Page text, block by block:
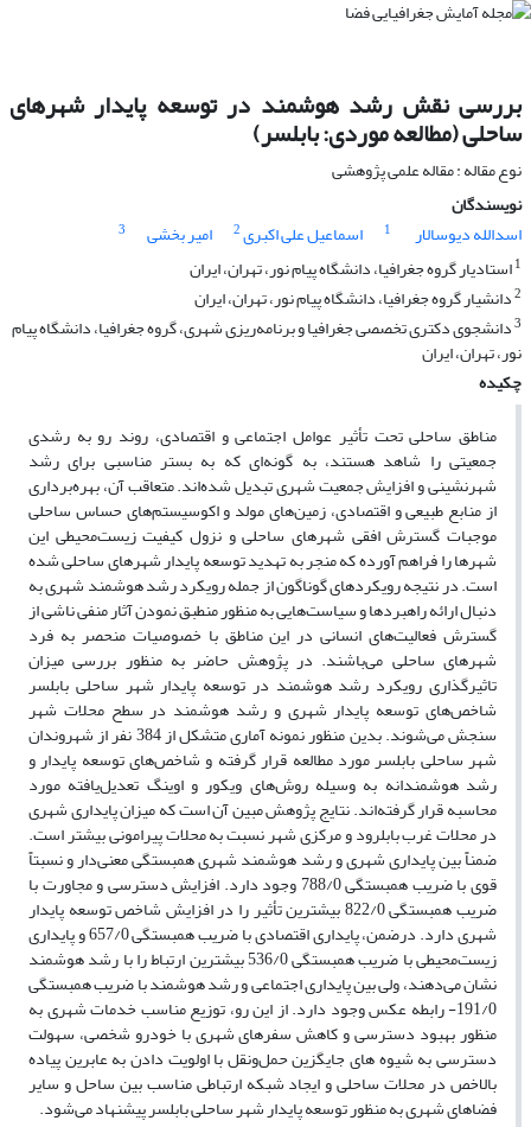
بررسی نقش رشد هوشمند در توسعه پایدار شهرهای
ساحلی (مطالعه موردی: بابلسر)
نوع مقاله : مقاله علمی پژوهشی
نویسندگان
اسدالله دیوسالار
1 اسماعیل علی اکبری2 امیر بخشی
3
1استادیار گروه جغرافیا، دانشگاه پیام نور، تهران، ایران
2دانشیار گروه جغرافیا، دانشگاه پیام نور، تهران، ایران
3دانشجوی دکتری تخصصی جغرافیا و برنامه‌ریزی شهری، گروه جغرافیا، دانشگاه پیام
نور، تهران، ایران
چکیده
مناطق ساحلی تحت تأثیر عوامل اجتماعی و اقتصادی، روند رو به رشدی
جمعیتی را شاهد هستند، به گونه‌ای که به بستر مناسبی برای رشد
شهرنشینی و افزایش جمعیت شهری تبدیل شده‌اند. متعاقب آن، بهره‌برداری
از منابع طبیعی و اقتصادی، زمین‌های مولد و اکوسیستم‌های حساس ساحلی
موجبات گسترش افقی شهرهای ساحلی و نزول کیفیت زیست‌محیطی این
شهرها را فراهم آورده که منجر به تهدید توسعه پایدار شهرهای ساحلی شده
است. در نتیجه رویکردهای گوناگون از جمله رویکرد رشد هوشمند شهری به
دنبال ارائه راهبردها و سیاست‌هایی به منظور منطبق نمودن آثار منفی ناشی از
گسترش فعالیت‌های انسانی در این مناطق با خصوصیات منحصر به فرد
شهرهای ساحلی می‌باشند. در پژوهش حاضر به منظور بررسی میزان
تاثیرگذاری رویکرد رشد هوشمند در توسعه پایدار شهر ساحلی بابلسر
شاخص‌های توسعه پایدار شهری و رشد هوشمند در سطح محلات شهر
سنجش می‌شوند. بدین منظور نمونه آماری متشکل از 384 نفر از شهروندان
شهر ساحلی بابلسر مورد مطالعه قرار گرفته و شاخص‌های توسعه پایدار و
رشد هوشمندانه به وسیله روش‌های ویکور و اوینگ تعدیل‌یافته مورد
محاسبه قرار گرفته‌اند. نتایج پژوهش مبین آن است که میزان پایداری شهری
در محلات غرب بابلرود و مرکزی شهر نسبت به محلات پیرامونی بیشتر است.
ضمناًً بین پایداری شهری و رشد هوشمند شهری همبستگی معنی‌دار و نسبتاًً
قوی با ضریب همبستگی 788/0 وجود دارد. افزایش دسترسی و مجاورت با
ضریب همبستگی 822/0 بیشترین تأثیر را در افزایش شاخص توسعه پایدار
شهری دارد. درضمن، پایداری اقتصادی با ضریب همبستگی 657/0 و پایداری
زیست‌محیطی با ضریب همبستگی 536/0 بیشترین ارتباط را با رشد هوشمند
نشان می‌دهند، ولی بین پایداری اجتماعی و رشد هوشمند با ضریب همبستگی
191/0- رابطه عکس وجود دارد. از این رو، توزیع مناسب خدمات شهری به
منظور بهبود دسترسی و کاهش سفرهای شهری با خودرو شخصی، سهولت
دسترسی به شیوه ‌های جایگزین حمل‌ونقل با اولویت دادن به عابرین پیاده
بالاخص در محلات ساحلی و ایجاد شبکه ارتباطی مناسب بین ساحل و سایر
فضاهای شهری به منظور توسعه پایدار شهر ساحلی بابلسر پیشنهاد می‌شود.